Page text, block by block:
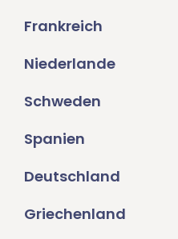
Frankreich
Niederlande
Schweden
Spanien
Deutschland
Griechenland